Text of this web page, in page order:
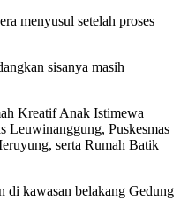
menyusul setelah proses
sisanya masih
Kreatif Anak Istimewa
Leuwinanggung, Puskesmas
serta Rumah Batik
di kawasan belakang Gedung